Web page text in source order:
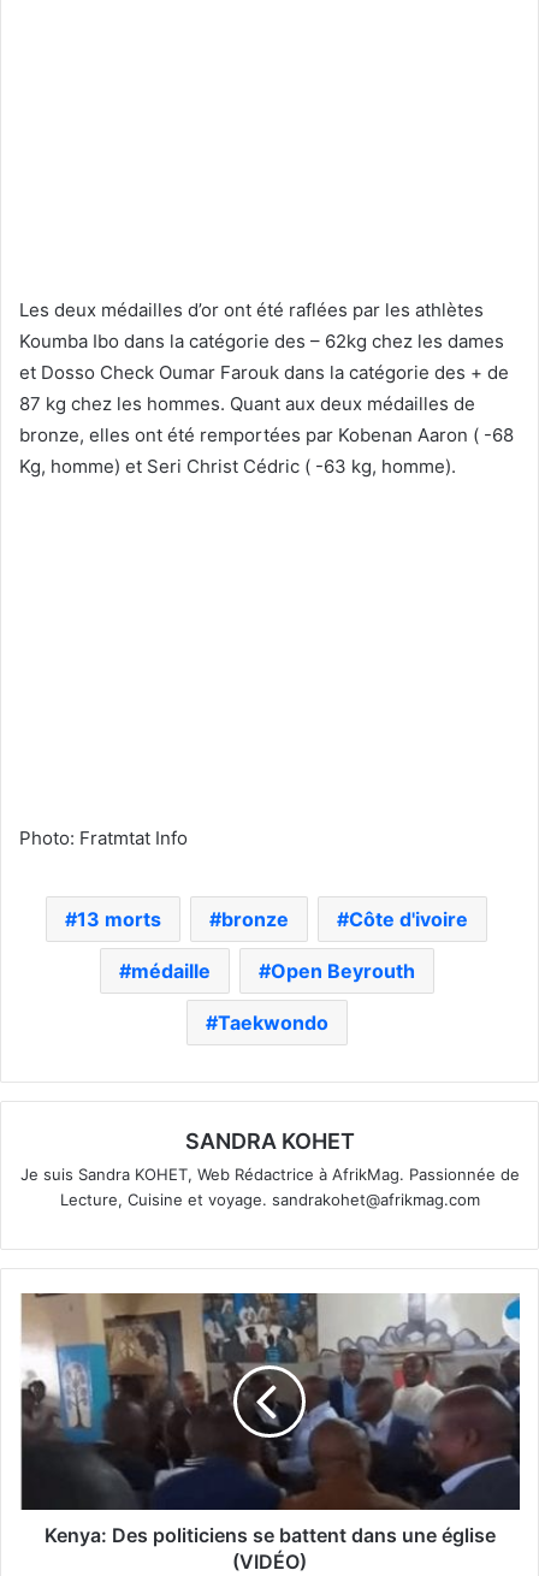
Les deux médailles d’or ont été raflées par les athlètes
Koumba Ibo dans la catégorie des – 62kg chez les dames
et Dosso Check Oumar Farouk dans la catégorie des + de
87 kg chez les hommes. Quant aux deux médailles de
bronze, elles ont été remportées par Kobenan Aaron ( -68
Kg, homme) et Seri Christ Cédric ( -63 kg, homme).
Photo: Fratmtat Info
13 morts bronze Côte d'ivoire
médaille Open Beyrouth
Taekwondo
SANDRA KOHET
Je suis Sandra KOHET, Web Rédactrice à AfrikMag. Passionnée de
Lecture, Cuisine et voyage. sandrakohet@afrikmag.com
Kenya: Des politiciens se battent dans une église
(VIDÉO)